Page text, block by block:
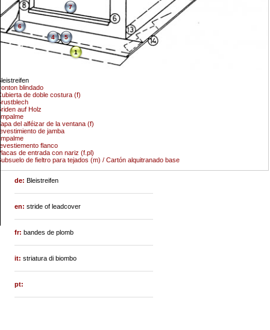
1
blindado
de doble costura (f)
4
auf Holz
5
6
del alféizar de la ventana (f)
7
de jamba
flanco
de entrada con nariz (f.pl)
de fieltro para tejados (m) / Cartón alquitranado base
de: Bleistreifen
en:stride of leadcover
fr: bandes de plomb
it:striatura di biombo
pt: